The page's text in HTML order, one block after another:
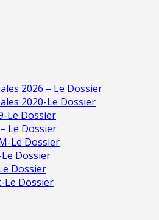
2026 – Le Dossier
2020-Le Dossier
Le Dossier
Le Dossier
Le Dossier
Dossier
Dossier
Le Dossier